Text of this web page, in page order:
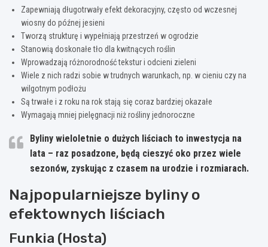
Zapewniają długotrwały efekt dekoracyjny, często od wczesnej
wiosny do późnej jesieni
Tworzą strukturę i wypełniają przestrzeń w ogrodzie
Stanowią doskonałe tło dla kwitnących roślin
Wprowadzają różnorodność tekstur i odcieni zieleni
Wiele z nich radzi sobie w trudnych warunkach, np. w cieniu czy na
wilgotnym podłożu
Są trwałe i z roku na rok stają się coraz bardziej okazałe
Wymagają mniej pielęgnacji niż rośliny jednoroczne
Byliny wieloletnie o dużych liściach to inwestycja na
lata – raz posadzone, będą cieszyć oko przez wiele
sezonów, zyskując z czasem na urodzie i rozmiarach.
Najpopularniejsze byliny o
efektownych liściach
Funkia (Hosta)